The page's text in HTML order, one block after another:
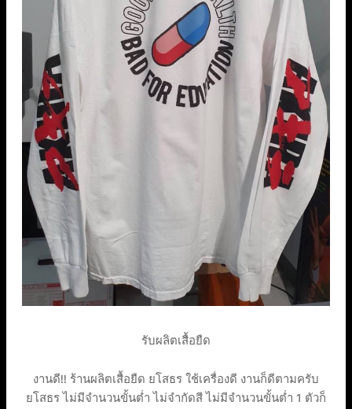
รับผลิตเสื้อยืด
งานดี!! ร้านผลิตเสื้อยืด ยโสธร ใช้เครื่องดี งานก็ดีตามครับ
ยโสธร ไม่มีจำนวนขั้นต่ำ ไม่จำกัดสี ไม่มีจำนวนขั้นต่ำ 1 ตัวก็